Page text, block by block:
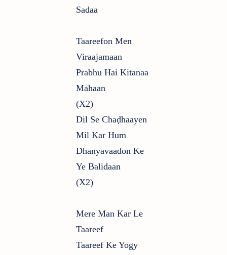
Sadaa
Taareefon Men
Viraajamaan
Prabhu Hai Kitanaa
Mahaan
(x2)
Dil Se Chaḍhaayen
Mil Kar Hum
Dhanyavaadon Ke
Ye Balidaan
(x2)
Mere Man Kar Le
Taareef
Taareef Ke Yogy